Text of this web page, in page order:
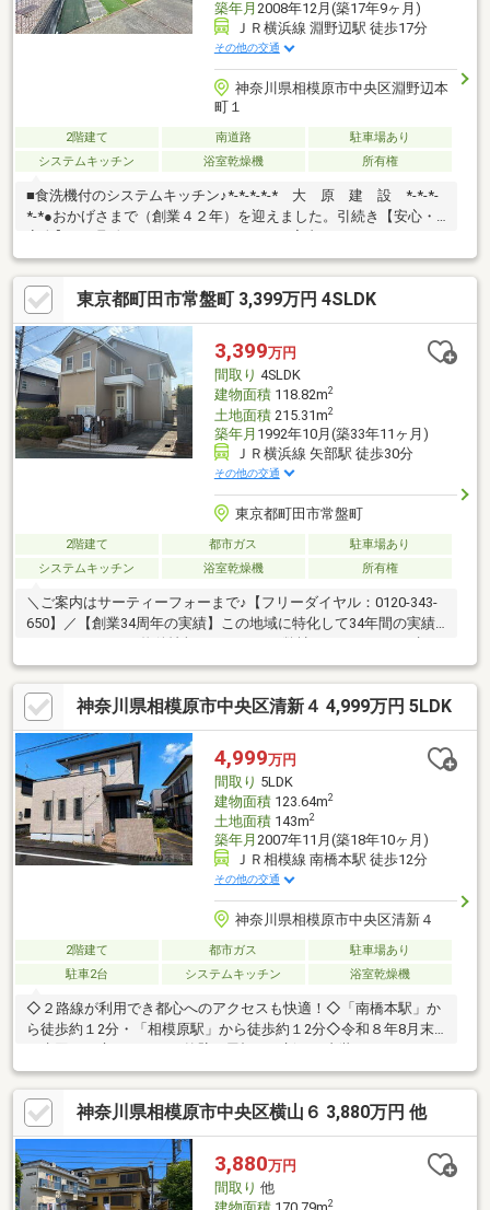
築年月 2008年12月(築17年9ヶ月)
ＪＲ横浜線 淵野辺駅 徒歩17分
その他の交通
神奈川県相模原市中央区淵野辺本
町１
2階建て 南道路
駐車場あり
システムキッチン
浴室乾燥機 所有権
■食洗機付のシステムキッチン♪*-*-*-*-* 大 原 建 設 *-*-*-
*-*●おかげさまで（創業４２年）を迎えました。引続き【安心・
フは、【宅地建物取引士・住宅ローンアドバイザー】を保持して
おり不動産・住宅ローンの相談など何なりとご相談できます。
なお、弊社ではしつこい営業活動は一切行っておりません。
東京都町田市常盤町 3,399万円 4SLDK
3,399万円
間取り 4SLDK
建物面積118.82m2
土地面積215.31m2
築年月 1992年10月(築33年11ヶ月)
ＪＲ横浜線 矢部駅 徒歩30分
その他の交通
東京都町田市常盤町
2階建て 都市ガス
駐車場あり
システムキッチン
浴室乾燥機 所有権
＼ご案内はサーティーフォーまで♪【フリーダイヤル：0120-343-
650】／【創業34周年の実績】この地域に特化して34年間の実績
築、賃貸、売買を行う総合不動産会社です♪☆・・・・・・オス
スメポイント・・・・・・☆■閑静な住宅街に佇む中古戸建！■土
地65坪、建物35坪お庭付き■フルリフォーム住宅（水回り、クロ
ス、フローリング、設備交換）■主要開口部東向き、日当たり良
好■LDK18帖＆和室8帖■2026年6月リフォーム竣工 完成済み■収
納豊富な4LDK＋S 2階建てご内見希望などお気軽にご連絡くだ
さい
神奈川県相模原市中央区清新４ 4,999万円 5LDK
4,999万円
間取り 5LDK
建物面積123.64m2
土地面積143m2
築年月 2007年11月(築18年10ヶ月)
ＪＲ相模線 南橋本駅 徒歩12分
その他の交通
神奈川県相模原市中央区清新４
2階建て 都市ガス
駐車場あり
駐車2台
システムキッチン 浴室乾燥機
◇２路線が利用でき都心へのアクセスも快適！◇「南橋本駅」か
ら徒歩約１2分・「相模原駅」から徒歩約１2分◇令和８年8月末
ム物件！◇向陽小学校まで徒歩圏内♪お子様も通学もらくらく!!◇
１８帖の広々としたLDKでゆとりある室内空間です♪--------------------
地元密着のKATO不動産 町田駅前店太陽光発電やリフォーム、売
却のご相談も無料で承ります。◇小田急小田原線「町田」駅北口
徒歩１分◇ご内見希望・物件の詳細等はコチラまでTEL 0120-
613-121
神奈川県相模原市中央区横山６ 3,880万円 他
3,880万円
間取り 他
2